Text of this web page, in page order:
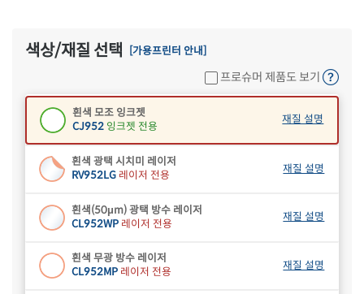
색상/재질 선택 [가용프린터 안내]
프로슈머 제품도 보기
재질 설명
흰색 모조 잉크젯
CJ952 잉크젯 전용
재질 설명
흰색 광택 시치미 레이저
RV952LG 레이저 전용
재질 설명
흰색(50μm) 광택 방수 레이저
CL952WP 레이저 전용
재질 설명
흰색 무광 방수 레이저
CL952MP 레이저 전용
재질 설명